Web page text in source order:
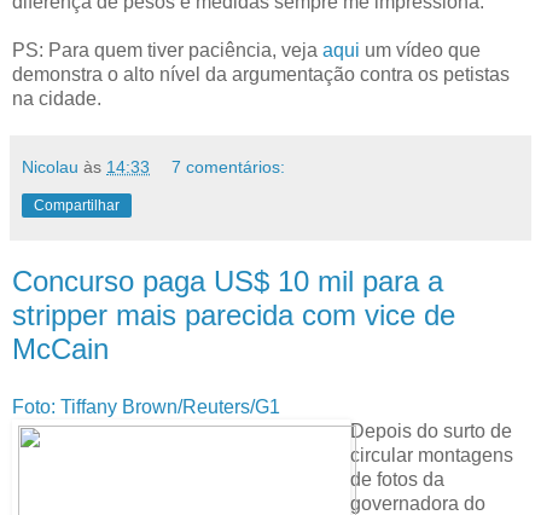
PS: Para quem tiver paciência, veja aqui um vídeo que
demonstra o alto nível da argumentação contra os petistas
na cidade.
Nicolau às 14:33 7 comentários:
Compartilhar
Concurso paga US$ 10 mil para a
stripper mais parecida com vice de
McCain
Foto: Tiffany Brown/Reuters/G1
Depois do surto de
circular montagens
de fotos da
governadora do